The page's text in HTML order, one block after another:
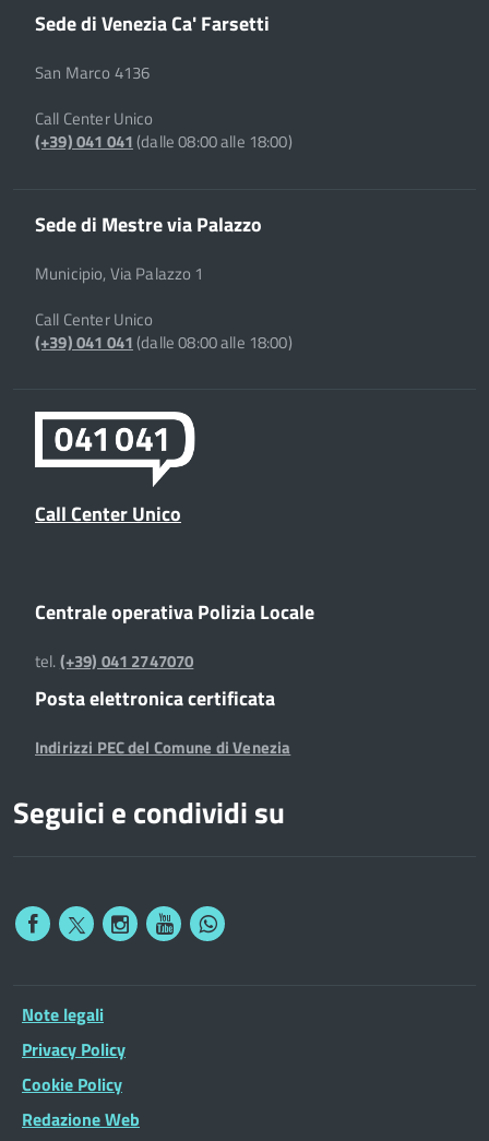
Sede di Venezia Ca' Farsetti
San Marco 4136
Call Center Unico
(+39) 041 041(dalle 08:00 alle 18:00)
Sede di Mestre via Palazzo
Municipio, Via Palazzo 1
Call Center Unico
(+39) 041 041(dalle 08:00 alle 18:00)
Call Center Unico
Centrale operativa Polizia Locale
tel.(+39) 041 2747070
Posta elettronica certificata
Indirizzi PEC del Comune di Venezia
Seguici e condividi su
Note legali
Privacy Policy
Cookie Policy
Redazione Web